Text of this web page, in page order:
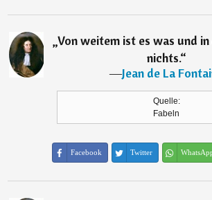
„Von weitem ist es was und
nichts.“
―Jean de La
Quelle:
Fabeln
Facebook Twitter